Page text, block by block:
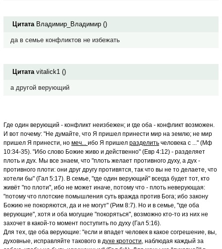
Цитата Владимир_Владимир ()
да в семье конфликтов не избежать
Цитата vitalick1 ()
а другой верующий
Где один верующий - конфликт неизбежен; и где оба - конфликт возможен.
И вот почему: "Не думайте, что Я пришел принести мир на землю; не мир
пришел Я принести, но меч... ибо Я пришел разделить человека с ..." (Мф
10:34-35). "Ибо слово Божие живо и действенно" (Евр 4:12) - разделяет
плоть и дух. Мы все знаем, что "плоть желает противного духу, а дух -
противного плоти: они друг другу противятся, так что вы не то делаете, что
хотели бы" (Гал 5:17). В семье, "где один верующий" всегда будет тот, кто
живёт "по плоти", ибо не может иначе, потому что - плоть неверующая:
"потому что плотские помышления суть вражда против Бога; ибо закону
Божию не покоряются, да и не могут" (Рим 8:7). Но и в семье, "где оба
верующие", хотя и оба могущие "покоряться", возможно кто-то из них не
захочет в какой-то момент поступить по духу (Гал 5:16).
Для тех, где оба верующие: "если и впадет человек в какое согрешение, вы,
духовные, исправляйте такового в духе кротости, наблюдая каждый за